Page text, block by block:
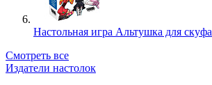
Настольная игра Альтушка для скуфа
Смотреть все
Издатели настолок